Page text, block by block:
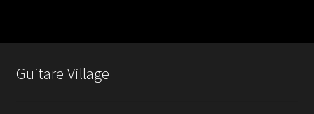
Guitare Village